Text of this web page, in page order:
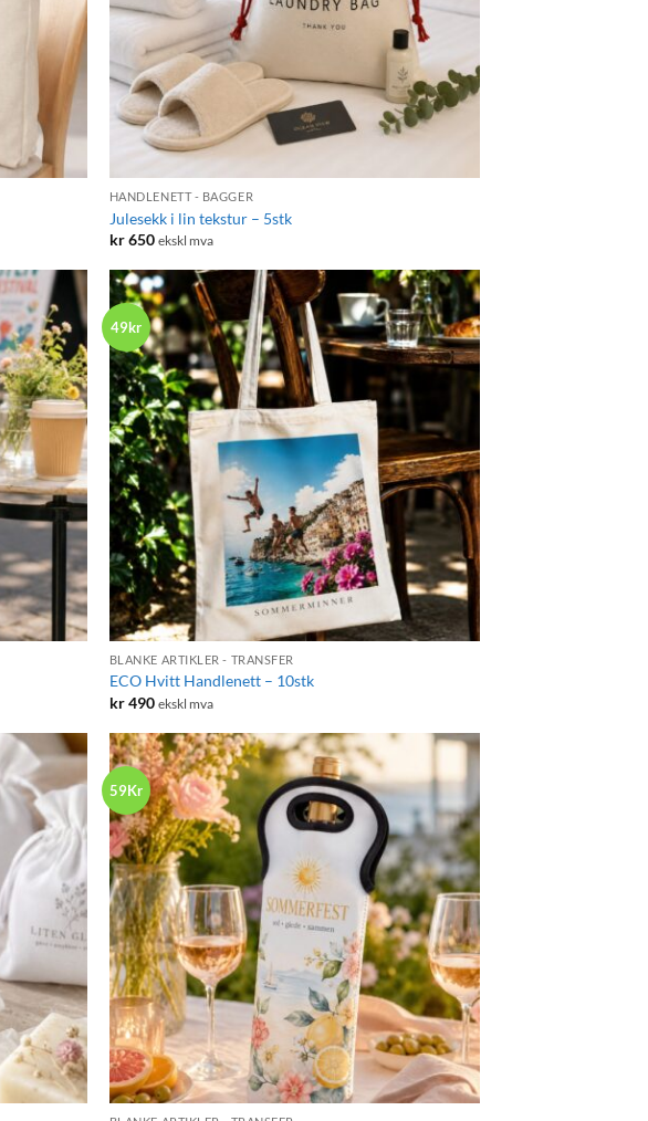
HANDLENETT - BAGGER
Julesekk i lin tekstur – 5stk
kr650 ekskl mva
49kr
+
BLANKE ARTIKLER - TRANSFER
ECO Hvitt Handlenett – 10stk
kr490 ekskl mva
59Kr
+